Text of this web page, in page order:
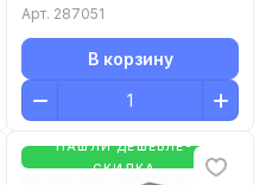
FR/TMCP-01
Арт. 287051
В корзину
НАШЛИ ДЕШЕВЛЕ-
СКИДКА